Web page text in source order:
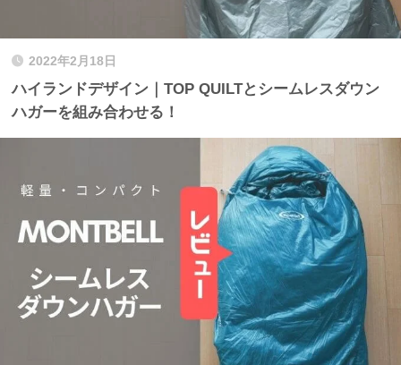
2022年2月18日
ハイランドデザイン｜TOP QUILTとシームレスダウン
ハガーを組み合わせる！